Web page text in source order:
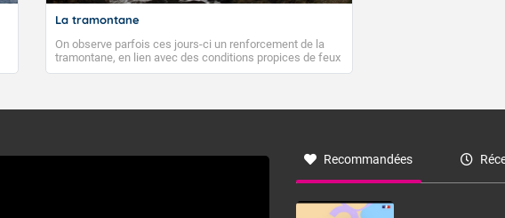
La tramontane
On observe parfois ces jours-ci un renforcement de la
tramontane, en lien avec des conditions propices de feux
de forêt. Mais qu'est-ce que la tramontane ? Quelles sont
à nord-ouest, dans un secteur qui part du Roussillon à la
monts, en allusion aux régions montagneuses d’où
Recommandées